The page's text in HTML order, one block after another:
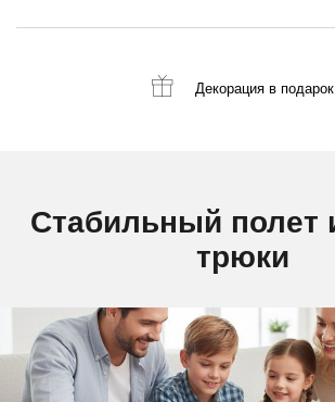
Декорация в подарок
Стабильный полет
трюки